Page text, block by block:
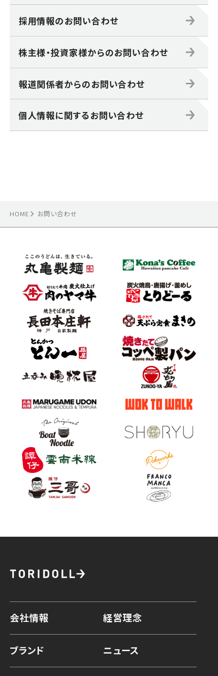
採用情報のお問い合わせ
株主様・投資家様からのお問い合わせ
報道関係者からのお問い合わせ
個人情報に関するお問い合わせ
HOME お問い合わせ
会社情報 経営理念
ブランド ニュース